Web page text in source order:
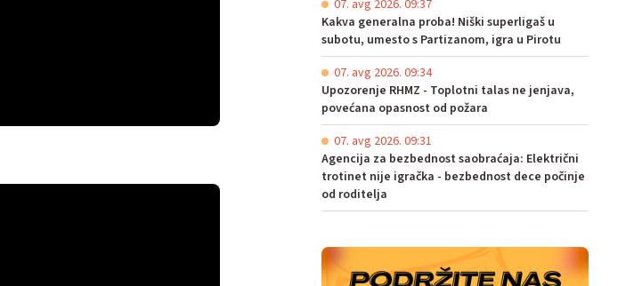
07. avg 2026. 09:37
Kakva generalna proba! Niški superligaš u
subotu, umesto s Partizanom, igra u Pirotu
07. avg 2026. 09:34
Upozorenje RHMZ - Toplotni talas ne jenjava,
povećana opasnost od požara
07. avg 2026. 09:31
Agencija za bezbednost saobraćaja: Električni
trotinet nije igračka - bezbednost dece počinje
od roditelja